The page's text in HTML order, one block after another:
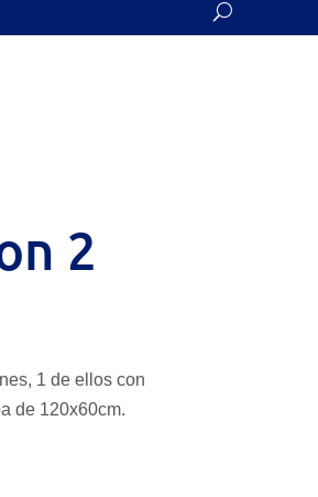
2
1 de ellos con
de 120x60cm.